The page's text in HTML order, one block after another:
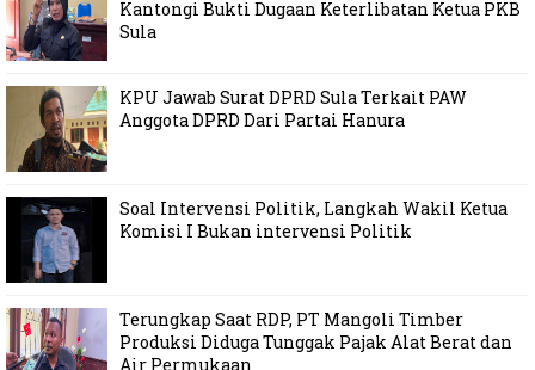
Kantongi Bukti Dugaan Keterlibatan Ketua PKB
Sula
KPU Jawab Surat DPRD Sula Terkait PAW
Anggota DPRD Dari Partai Hanura
Soal Intervensi Politik, Langkah Wakil Ketua
Komisi I Bukan intervensi Politik
Terungkap Saat RDP, PT Mangoli Timber
Produksi Diduga Tunggak Pajak Alat Berat dan
Air Permukaan